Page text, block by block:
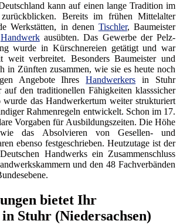
kann auf einen lange Tradition im
zurückblicken. Bereits im frühen Mittelalter
Werkstätten, in denen Tischler, Baumeister
Handwerkausübten. Das Gewerbe der Pelz-
wurde in Kürschnereien getätigt und war
weit verbreitet. Besonders Baumeister und
in Zünften zusammen, wie sie es heute noch
Angebote IhresHandwerkers in Stuhr
auf den traditionellen Fähigkeiten klasssicher
wurde das Handwerkertum weiter strukturiert
Rahmenregeln entwickelt. Schon im 17.
Vorgaben für Ausbildungszeiten. Die Höhe
das Absolvieren von Gesellen- und
ebenso festgeschrieben. Heutzutage ist der
Handwerks ein Zusammenschluss
und den 48 Fachverbänden
bietet Ihr
Stuhr (Niedersachsen)